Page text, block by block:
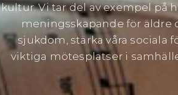
kultur. Vi tar del av exempel på
meningsskapande för äldre
sjukdom, stärka våra sociala
viktiga mötesplatser i